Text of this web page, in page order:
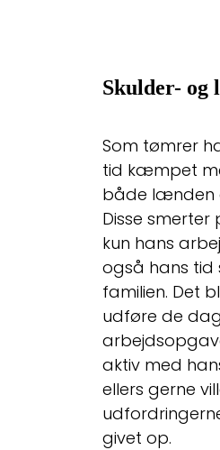
Skulder- og
Som tømrer
tid kæmpet
både lænden
Disse smerter
kun hans
også hans tid
familien. Det
udføre de
aktiv med
ellers gerne
givet op.